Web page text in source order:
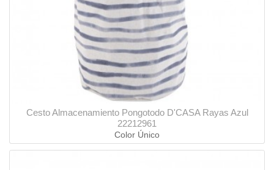
Cesto Almacenamiento Pongotodo D'CASA Rayas Azul
22212961
Color Único